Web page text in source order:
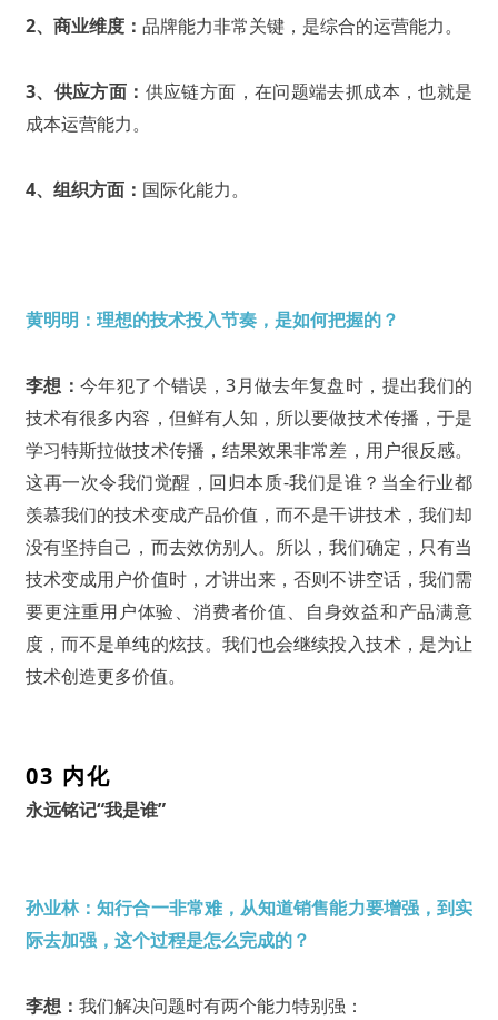
2、商业维度： 品牌能力非常关键，是综合的运营能力。
3、供应方面： 供应链方面，在问题端去抓成本，也就是
成本运营能力。
4、组织方面： 国际化能力。
黄明明：理想的技术投入节奏，是如何把握的？
李想：今年犯了个错误，3月做去年复盘时，提出我们的
技术有很多内容，但鲜有人知，所以要做技术传播，于是
学习特斯拉做技术传播，结果效果非常差，用户很反感。
这再一次令我们觉醒，回归本质-我们是谁？当全行业都
羡慕我们的技术变成产品价值，而不是干讲技术，我们却
没有坚持自己，而去效仿别人。所以，我们确定，只有当
技术变成用户价值时，才讲出来，否则不讲空话，我们需
要更注重用户体验、消费者价值、自身效益和产品满意
度，而不是单纯的炫技。我们也会继续投入技术，是为让
技术创造更多价值。
03 内化
永远铭记“我是谁”
孙业林：知行合一非常难，从知道销售能力要增强，到实
际去加强，这个过程是怎么完成的？
李想： 我们解决问题时有两个能力特别强：